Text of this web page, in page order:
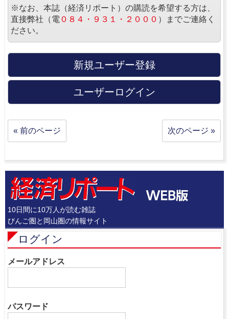
※なお、本誌（経済リポート）の購読を希望する方は、
直接弊社（電 ０８４・９３１・２０００ ）までご連絡く
ださい。
新規ユーザー登録
ユーザーログイン
« 前のページ 次のページ »
10日間に10万人が読む雑誌
びんご圏と岡山圏の情報サイト
ログイン
メールアドレス
パスワード